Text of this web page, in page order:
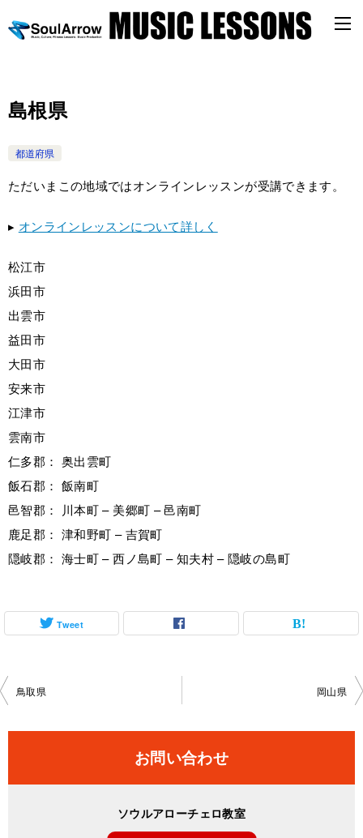
島根県
都道府県
ただいまこの地域ではオンラインレッスンが受講できます。
▸ オンラインレッスンについて詳しく
松江市
浜田市
出雲市
益田市
大田市
安来市
江津市
雲南市
仁多郡： 奥出雲町
飯石郡： 飯南町
邑智郡： 川本町 – 美郷町 – 邑南町
鹿足郡： 津和野町 – 吉賀町
隠岐郡： 海士町 – 西ノ島町 – 知夫村 – 隠岐の島町
Tweet
投
ビ
鳥取県 岡山県
お問い合わせ
ソウルアローチェロ教室